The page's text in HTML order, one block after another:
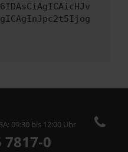
09:30 bis 12:00 Uhr
7817-0